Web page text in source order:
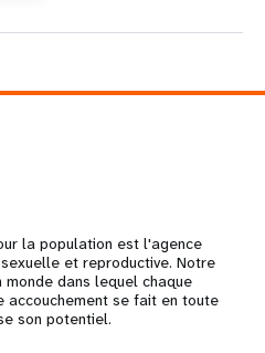
la population est l'agence
et reproductive. Notre
dans lequel chaque
accouchement se fait en toute
son potentiel.